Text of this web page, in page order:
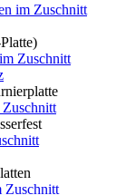
im Zuschnitt
Zuschnitt
Zuschnitt